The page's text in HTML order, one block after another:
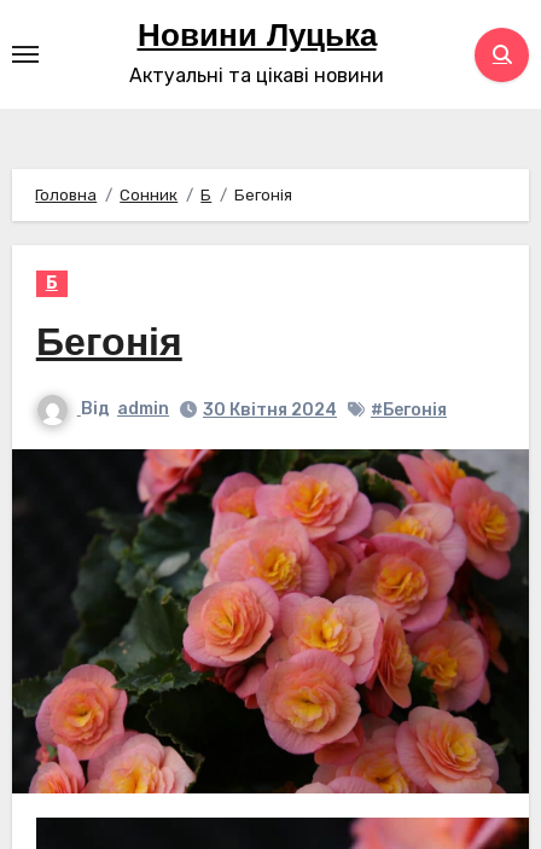
до
Новини Луцька
Актуальні та цікаві новини
Головна Сонник Б Бегонія
Б
Бегонія
Від admin 30 Квітня 2024 #Бегонія